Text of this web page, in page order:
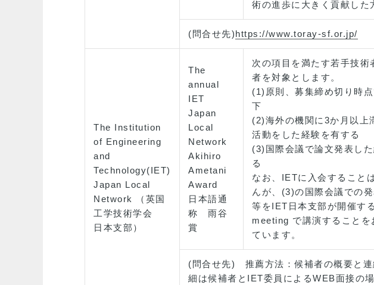
術の進歩に大きく貢献した
(問合せ先)https://www.toray-sf.or.jp/
The Institution
of Engineering
and
Technology(IET)
Japan Local
Network （英国
工学技術学会
日本支部）
The
annual
IET
Japan
Local
Network
Akihiro
Ametani
Award
日本語通
称 雨谷
賞
次の項目を満たす若手技術
者を対象とします。
(1)原則、募集締め切り時
下
(2)海外の機関に3か月以上
活動をした経験を有する
(3)国際会議で論文発表し
る
なお、IETに入会すること
んが、(3)の国際会議での
等をIET日本支部が開催す
meeting で講演することを
ています。
(問合せ先) 推薦方法：候補者の概要と連
細は候補者とIET委員によるWEB面接の